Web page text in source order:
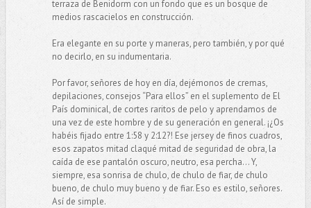
terraza de Benidorm con un fondo que es un bosque de
medios rascacielos en construcción.
Era elegante en su porte y maneras, pero también, y por qué
no decirlo, en su indumentaria.
Por favor, señores de hoy en día, dejémonos de cremas,
depilaciones, consejos “Para ellos” en el suplemento de El
País dominical, de cortes raritos de pelo y aprendamos de
una vez de este hombre y de su generación en general. ¡¿Os
habéis fijado entre 1:58 y 2:12?! Ese jersey de finos cuadros,
esos zapatos mitad claqué mitad de seguridad de obra, la
caída de ese pantalón oscuro, neutro, esa percha… Y,
siempre, esa sonrisa de chulo, de chulo de fiar, de chulo
bueno, de chulo muy bueno y de fiar. Eso es estilo, señores.
Así de simple.